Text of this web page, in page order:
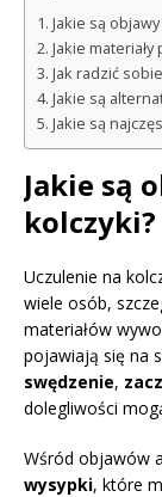
Jakie są
Jakie
Jak radzić
Jakie są
Jakie są
Jakie są
kolczyki?
Uczulenie na
wiele osób,
materiałów
pojawiają się na
swędzenie,
dolegliwości
Wśród objawów
wysypki, które